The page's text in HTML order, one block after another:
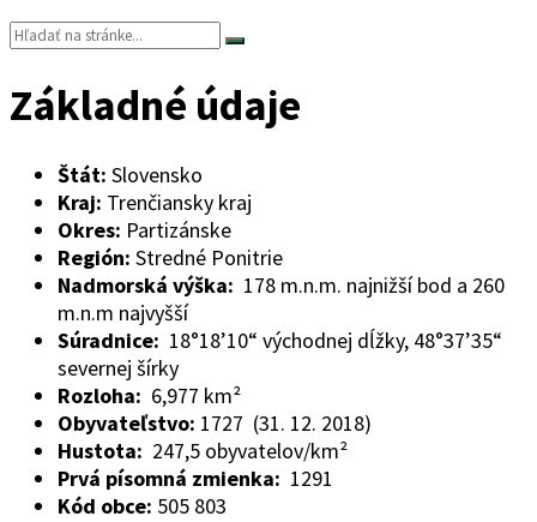
Vyhľadávanie:
Základné údaje
Štát: Slovensko
Kraj: Trenčiansky kraj
Okres: Partizánske
Región: Stredné Ponitrie
Nadmorská výška: 178 m.n.m. najnižší bod a 260
m.n.m najvyšší
Súradnice: 18°18’10“ východnej dĺžky, 48°37’35“
severnej šírky
Rozloha: 6,977 km²
Obyvateľstvo: 1727 (31. 12. 2018)
Hustota: 247,5 obyvatelov/km²
Prvá písomná zmienka: 1291
Kód obce: 505 803